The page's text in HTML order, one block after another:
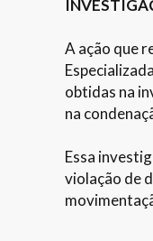
A ação que
obtidas na
na
Essa
violação de